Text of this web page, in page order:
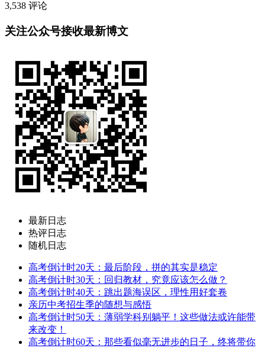
3,538 评论
关注公众号接收最新博文
最新日志
热评日志
随机日志
高考倒计时20天：最后阶段，拼的其实是稳定
高考倒计时30天：回归教材，究竟应该怎么做？
高考倒计时40天：跳出题海误区，理性用好套卷
亲历中考招生季的随想与感悟
高考倒计时50天：薄弱学科别躺平！这些做法或许能带
来改变！
高考倒计时60天：那些看似毫无进步的日子，终将带你